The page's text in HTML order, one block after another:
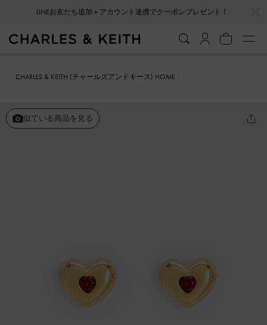
LINEお友だち追加＋アカウント連携でクーポンプレゼント！
CHARLES & KEITH (チャールズアンドキース) HOME
似ている商品を見る